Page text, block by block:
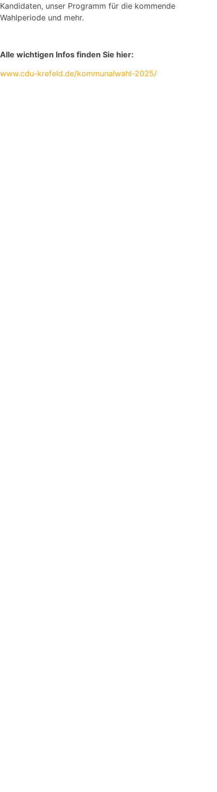
Kandidaten, unser Programm für die kommende
Wahlperiode und mehr.
Alle wichtigen Infos finden Sie hier:
www.cdu-krefeld.de/kommunalwahl-2025/